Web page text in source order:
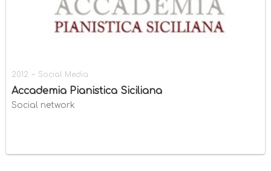
2012 - Social Media
Accademia Pianistica Siciliana
Social network